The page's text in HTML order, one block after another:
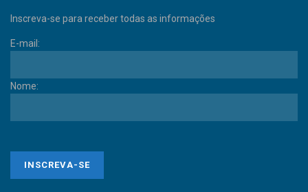
Inscreva-se para receber todas as informações
E-mail:
Nome: